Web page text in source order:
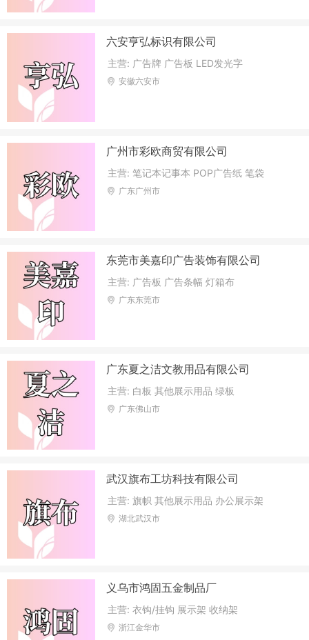
六安亨弘标识有限公司
主营: 广告牌 广告板 LED发光字
安徽六安市
广州市彩欧商贸有限公司
主营: 笔记本记事本 POP广告纸 笔袋
广东广州市
东莞市美嘉印广告装饰有限公司
主营: 广告板 广告条幅 灯箱布
广东东莞市
广东夏之洁文教用品有限公司
主营: 白板 其他展示用品 绿板
广东佛山市
武汉旗布工坊科技有限公司
主营: 旗帜 其他展示用品 办公展示架
湖北武汉市
义乌市鸿固五金制品厂
主营: 衣钩/挂钩 展示架 收纳架
浙江金华市